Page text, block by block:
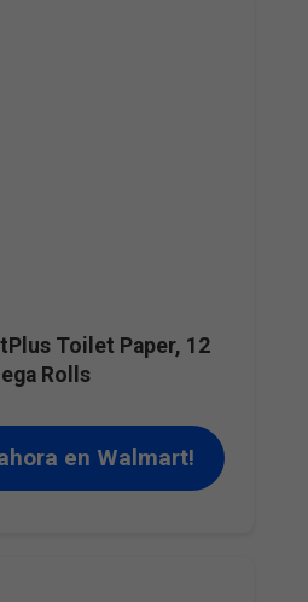
Toilet Paper, 12
Rolls
en Walmart!